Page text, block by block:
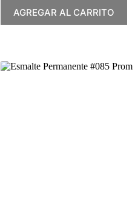
AGREGAR AL CARRITO